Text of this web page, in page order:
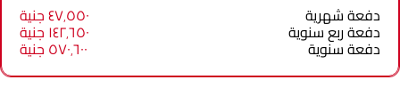
دفعة شهرية ٤٧٬٥٥٠ جنية
دفعة ربع سنوية ١٤٢٬٦٥٠ جنية
دفعة سنوية ٥٧٠٬٦٠٠ جنية